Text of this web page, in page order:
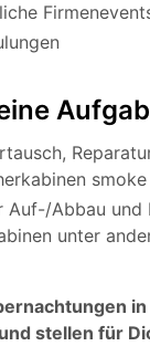
Auf-/Abbau und
unter
stellen für